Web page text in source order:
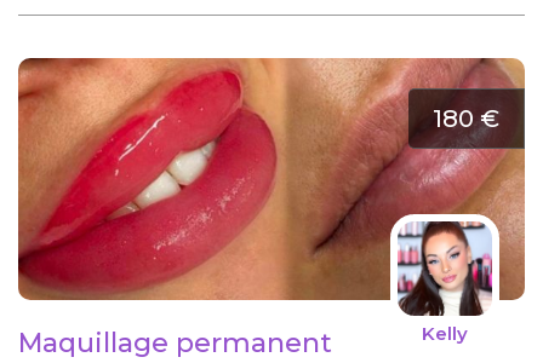
180 €
Kelly
Maquillage permanent